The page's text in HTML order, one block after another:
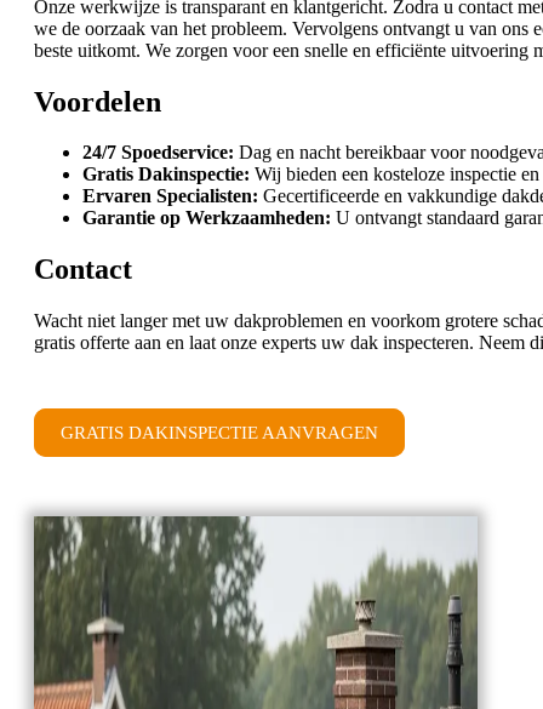
Onze werkwijze is transparant en klantgericht. Zodra u contact
we de oorzaak van het probleem. Vervolgens ontvangt u van
beste uitkomt. We zorgen voor een snelle en efficiënte
Voordelen
24/7 Spoedservice: Dag en nacht bereikbaar voor
Gratis Dakinspectie: Wij bieden een kosteloze inspectie
Ervaren Specialisten: Gecertificeerde en vakkundige
Garantie op Werkzaamheden: U ontvangt standaard
Contact
Wacht niet langer met uw dakproblemen en voorkom grotere
gratis offerte aan en laat onze experts uw dak inspecteren. Neem
GRATIS DAKINSPECTIE AANVRAGEN